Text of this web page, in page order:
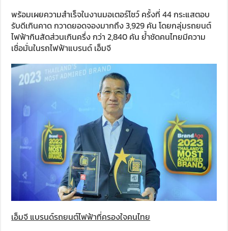
พร้อมเผยความสำเร็จในงานมอเตอร์โชว์ ครั้งที่ 44 กระแสตอบ
รับดีเกินคาด กวาดยอดจองมากถึง 3,929 คัน โดยกลุ่มรถยนต์
ไฟฟ้ากินสัดส่วนเกินครึ่ง กว่า 2,840 คัน ย้ำชัดคนไทยมีความ
เชื่อมั่นในรถไฟฟ้าแบรนด์ เอ็มจี
เอ็มจี แบรนด์รถยนต์ไฟฟ้าที่ครองใจคนไทย